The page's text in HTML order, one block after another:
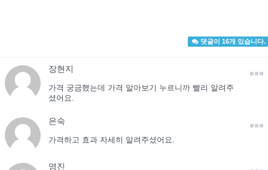
댓글이 16개 있습니다.
장현지
가격 궁금했는데 가격 알아보기 누르니까 빨리 알려주
셨어요.
은숙
가격하고 효과 자세히 알려주셨어요.
영진